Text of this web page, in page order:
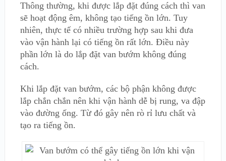
Thông thường, khi được lắp đặt đúng cách thì van
sẽ hoạt động êm, không tạo tiếng ồn lớn. Tuy
nhiên, thực tế có nhiều trường hợp sau khi đưa
vào vận hành lại có tiếng ồn rất lớn. Điều này
phần lớn là do lắp đặt van bướm không đúng
cách.
Khi lắp đặt van bướm, các bộ phận không được
lắp chắn chắn nên khi vận hành dễ bị rung, va đập
vào đường ống. Từ đó gây nên rò rỉ lưu chất và
tạo ra tiếng ồn.